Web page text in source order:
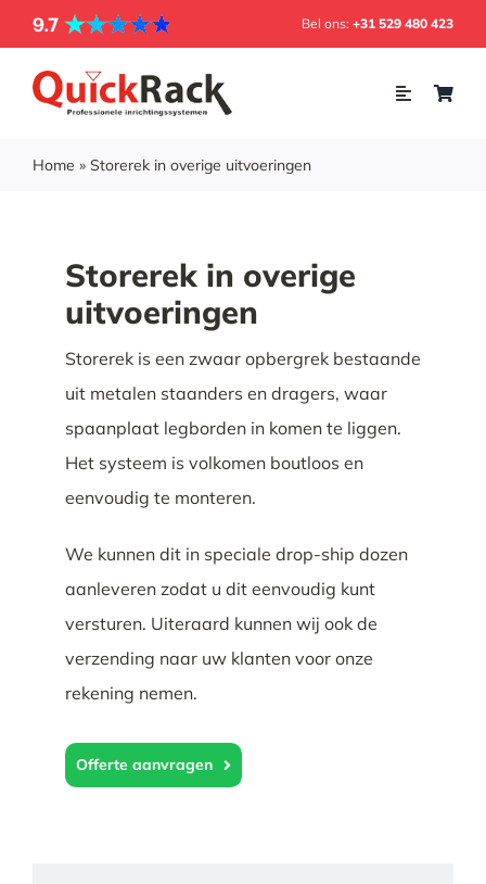
Skip
to
content
Bel ons:+31 529 480 423
Toggle
Home
Inrichting
Projecten
Over ons
Contact
Home » Storerek in overige uitvoeringen
Storerek in overige
uitvoeringen
Storerek is een zwaar opbergrek bestaande
uit metalen staanders en dragers, waar
spaanplaat legborden in komen te liggen.
Het systeem is volkomen boutloos en
eenvoudig te monteren.
We kunnen dit in speciale drop-ship dozen
aanleveren zodat u dit eenvoudig kunt
versturen. Uiteraard kunnen wij ook de
verzending naar uw klanten voor onze
rekening nemen.
Offerte aanvragen